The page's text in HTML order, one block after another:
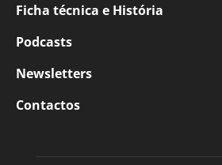
Ficha técnica e História
Podcasts
Newsletters
Contactos